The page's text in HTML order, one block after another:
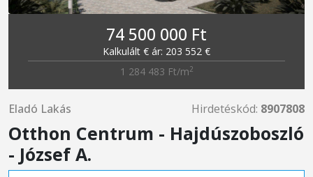
74 500 000 Ft
Kalkulált € ár: 203 552 €
1 284 483 Ft/m2
Eladó Lakás Hirdetéskód: 8907808
Otthon Centrum - Hajdúszoboszló
- József A.